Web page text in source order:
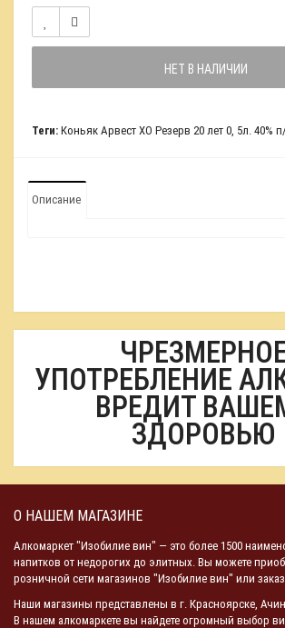
НЕТ В НАЛИЧИИ
Теги: Коньяк Арвест ХО Резерв 20 лет 0, 5л. 40%
Описание
УПОТРЕБЛЕНИЕ
ВРЕДИТ
ЗДОРОВЬЮ
О НАШЕМ МАГАЗИНЕ
Алкомаркет "Изобилие вин" — это более 1500
напитков от недорогих до элитных. Вы можете
розничной сети магазинов "Изобилие вин" или
Наши магазины представлены в г. Красноярске,
В нашем алкомаркете вы найдете огромный выбор